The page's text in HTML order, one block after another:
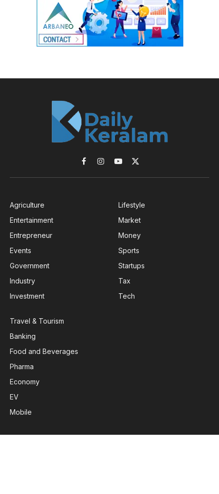
Facebook
InstagramYouTube
X
(Twitter)
Agriculture
Entertainment
Entrepreneur
Events
Government
Industry
Investment
Lifestyle
Market
Money
Sports
Startups
Tax
Tech
Travel & Tourism
Banking
Food and Beverages
Pharma
Economy
EV
Mobile